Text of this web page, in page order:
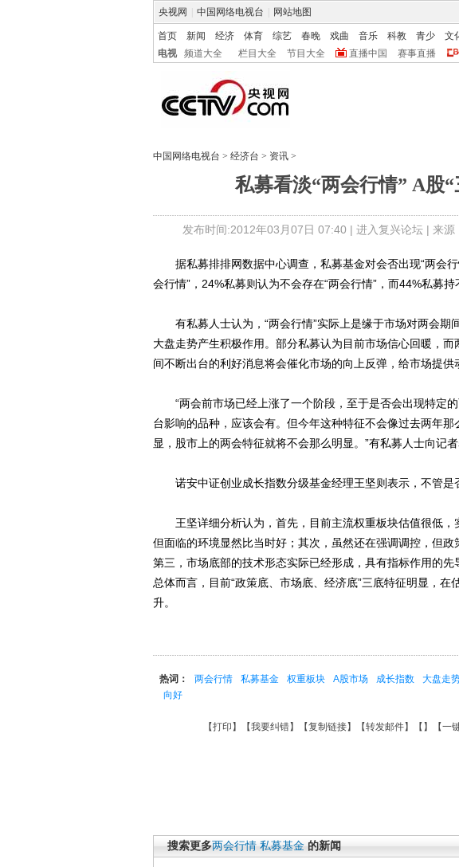
央视网 中国网络电视台 网站地图
首页 新闻 经济 体育 综艺 春晚 戏曲 音乐 科教 青少 文
电视
频道大全 栏目大全 节目大全 直播中国 赛事直播
中国网络电视台 > 经济台 > 资讯 >
私募看淡“两会行情” A股
发布时间:2012年03月07日 07:40 | 进入复兴论坛| 来源
据私募排排网数据中心调查，私募基金对会否出现“两会行
会行情”，24%私募则认为不会存在“两会行情”，而44%私募持
有私募人士认为，“两会行情”实际上是缘于市场对两会期
大盘走势产生积极作用。部分私募认为目前市场信心回暖，
间不断出台的利好消息将会催化市场的向上反弹，给市场提供
“两会前市场已经上涨了一个阶段，至于是否会出现特定的
台影响的品种，应该会有。但今年这种特征不会像过去两年
显，股市上的两会特征就将不会那么明显。”有私募人士向记者
诺安中证创业成长指数分级基金经理王坚则表示，不管是
王坚详细分析认为，首先，目前主流权重板块估值很低，
但面临的环境显然比当时好；其次，虽然还在强调调控，但政
第三，市场底部的技术形态实际已经形成，具有指标作用的先
总体而言，目前“政策底、市场底、经济底”三底特征明显，在
升。
热词： 两会行情 私募基金 权重板块 A股市场 成长指数 大盘走
向好
【打印 】【我要纠错】【复制链接】【转发邮件】【 】 【一
搜索更多两会行情 私募基金 的新闻